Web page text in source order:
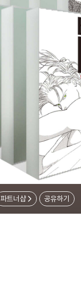
파트너샵 공유하기